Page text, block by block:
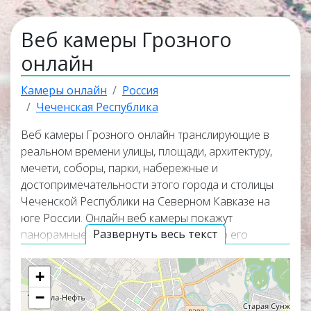
Веб камеры Грозного
онлайн
Камеры онлайн
Россия
Чеченская Республика
Развернуть весь текст
Веб камеры Грозного онлайн транслирующие в
реальном времени улицы, площади, архитектуру,
мечети, соборы, парки, набережные и
достопримечательности этого города и столицы
Чеченской Республики на Северном Кавказе на
юге России. Онлайн веб камеры покажут
панорамные виды города, окружающую его
Грозном прямо сейчас. Веб камеры работают в
прямом эфире, а некоторые из них транслируют
изображение со звуком. Популярные онлайн веб
+
−